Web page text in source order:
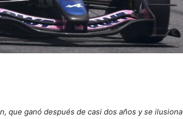
que ganó después de casi dos años y se ilusiona